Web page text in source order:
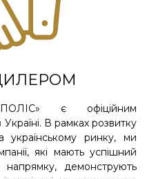
є офіційним
В рамках розвитку
українському ринку, ми
які мають успішний
демонструють